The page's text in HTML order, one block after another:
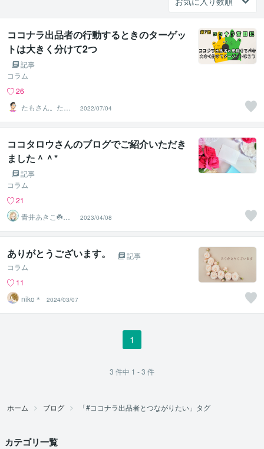
ココナラ出品者の行動するときのターゲッ
トは大きく分けて2つ
記事
コラム
26
たもさん。ただ
そこに居るひと
2022/07/04
ココタロウさんのブログでご紹介いただき
ました＾＾*
記事
コラム
21
青井あきこ☘️心
の回復所
2023/04/08
ありがとうございます。
記事
コラム
11
niko＊
2024/03/07
1
3 件中 1 - 3 件
ホーム ブログ 「#ココナラ出品者とつながりたい」タグ
カテゴリ一覧